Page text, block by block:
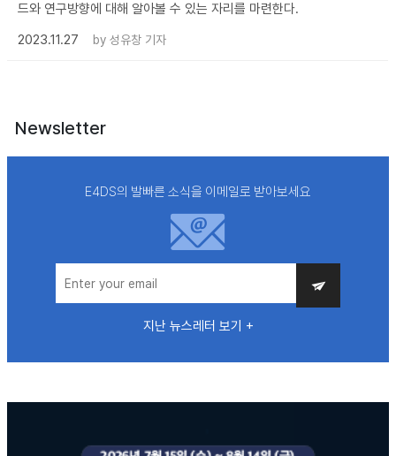
드와 연구방향에 대해 알아볼 수 있는 자리를 마련한다.
2023.11.27
by 성유창 기자
Newsletter
E4DS의 발빠른 소식을 이메일로 받아보세요
지난 뉴스레터 보기 +